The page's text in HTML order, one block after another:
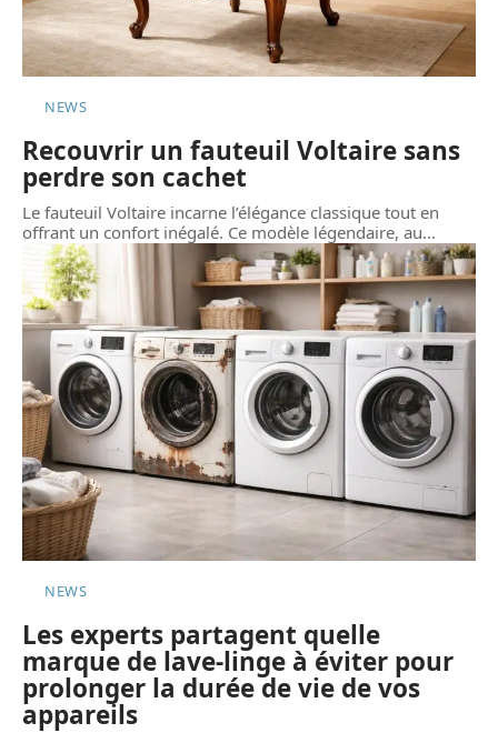
NEWS
Recouvrir un fauteuil Voltaire sans
perdre son cachet
Le fauteuil Voltaire incarne l’élégance classique tout en
offrant un confort inégalé. Ce modèle légendaire, au…
NEWS
Les experts partagent quelle
marque de lave-linge à éviter pour
prolonger la durée de vie de vos
appareils